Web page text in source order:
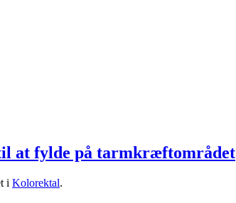
at fylde på tarmkræftområdet
i Kolorektal.